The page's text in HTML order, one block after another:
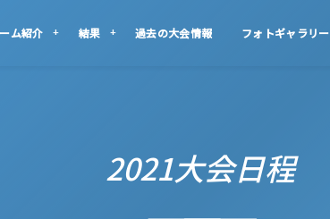
ム紹介 結果 過去の大会情報 フォトギャラリー
2021大会日程